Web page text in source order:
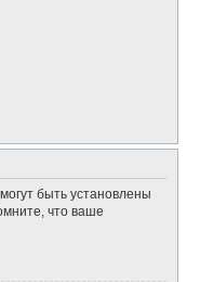
быть установлены
что ваше